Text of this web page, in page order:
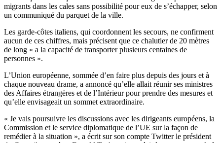
migrants dans les cales sans possibilité pour eux de s’échapper, selon
un communiqué du parquet de la ville.
Les garde-côtes italiens, qui coordonnent les secours, ne confirment
aucun de ces chiffres, mais précisent que ce chalutier de 20 mètres
de long « a la capacité de transporter plusieurs centaines de
personnes ».
L’Union européenne, sommée d’en faire plus depuis des jours et à
chaque nouveau drame, a annoncé qu’elle allait réunir ses ministres
des Affaires étrangères et de l’Intérieur pour prendre des mesures et
qu’elle envisageait un sommet extraordinaire.
« Je vais poursuivre les discussions avec les dirigeants européens, la
Commission et le service diplomatique de l’UE sur la façon de
remédier à la situation », a écrit sur son compte Twitter le président